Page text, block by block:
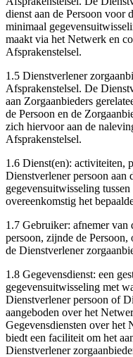
dienst aan de Persoon voor
minimaal
maakt via het Netwerk en
Afsprakenstelsel.
1.5 Dienstverlener
Afsprakenstelsel. De
aan Zorgaanbieders
de Persoon en de
zich hiervoor aan de
Afsprakenstelsel.
1.6 Dienst(en): activiteiten,
Dienstverlener persoon aan
gegevensuitwisseling
overeenkomstig het
1.7 Gebruiker: afnemer van
persoon, zijnde de
de Dienstverlener
1.8 Gegevensdienst: een
gegevensuitwisseling met
Dienstverlener persoon of
aangeboden over het
Gegevensdiensten over het
biedt een faciliteit om het
Dienstverlener